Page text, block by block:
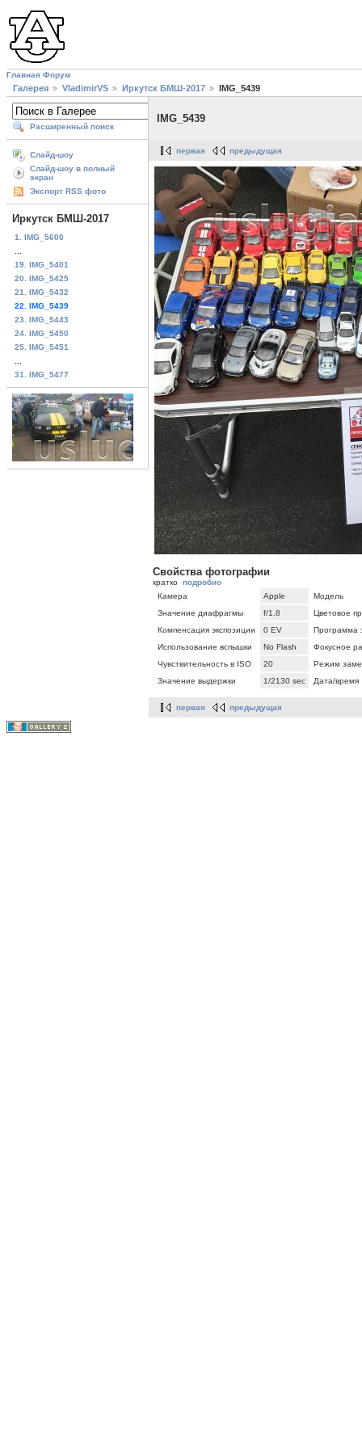
Главная Форум
Галерея VladimirVS Иркутск БМШ-2017 IMG_5439
Расширенный поиск
Слайд-шоу
Слайд-шоу в полный
экран
Экспорт RSS фото
Иркутск БМШ-2017
1. IMG_5600
19. IMG_5401
20. IMG_5425
21. IMG_5432
22. IMG_5439
23. IMG_5443
24. IMG_5450
25. IMG_5451
31. IMG_5477
IMG_5439
первая предыдущая
Свойства фотографии
кратко подробно
Камера
Apple
Модель
Значение диафрагмы
f/1,8
Цветовое
Компенсация экспозиции
0 EV
Программа
Использование вспышки
No Flash
Фокусное
Чувствительность в ISO
20
Режим
Значение выдержки
1/2130 sec Дата/время
первая предыдущая